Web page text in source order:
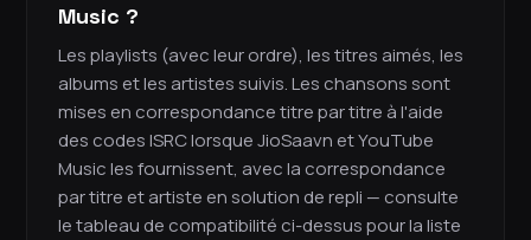
Music ?
Les playlists (avec leur ordre), les titres aimés, les
albums et les artistes suivis. Les chansons sont
mises en correspondance titre par titre à l'aide
des codes ISRC lorsque JioSaavn et YouTube
Music les fournissent, avec la correspondance
par titre et artiste en solution de repli — consulte
le tableau de compatibilité ci-dessus pour la liste